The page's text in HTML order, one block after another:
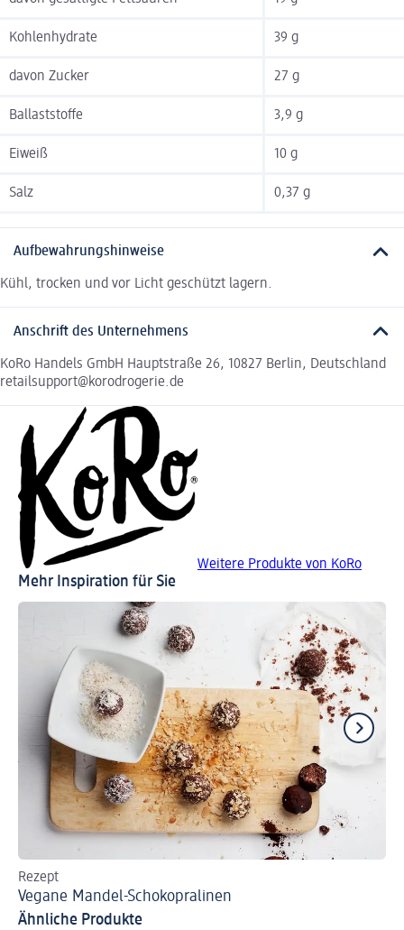
Kohlenhydrate 39 g
davon Zucker 27 g
Ballaststoffe 3,9 g
Eiweiß 10 g
Salz 0,37 g
Aufbewahrungshinweise
Kühl, trocken und vor Licht geschützt lagern.
Anschrift des Unternehmens
KoRo Handels GmbH Hauptstraße 26, 10827 Berlin, Deutschland
retailsupport@korodrogerie.de
Weitere Produkte von KoRo
Mehr Inspiration für Sie
Rezept
Vegane Mandel-Schokopralinen
Ähnliche Produkte